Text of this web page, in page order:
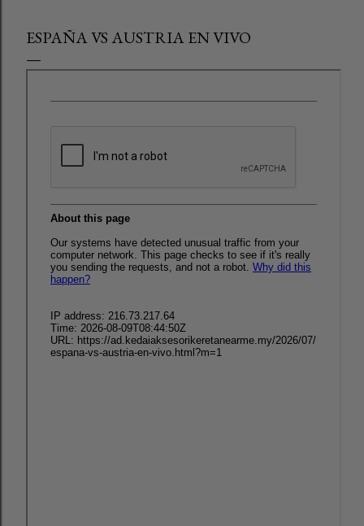
ESPAÑA VS AUSTRIA EN VIVO